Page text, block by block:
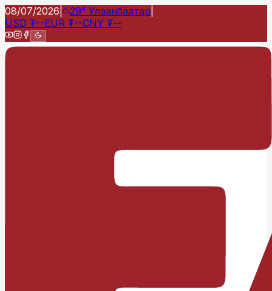
08/07/2026 29° Улаанбаатар
USD ₮--EUR ₮--CNY ₮--